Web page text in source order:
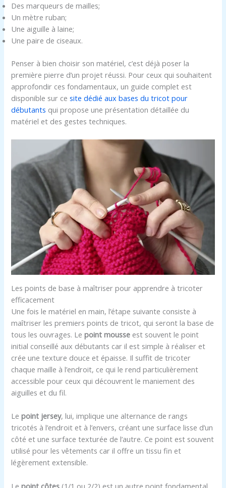
Des marqueurs de mailles;
Un mètre ruban;
Une aiguille à laine;
Une paire de ciseaux.
Penser à bien choisir son matériel, c’est déjà poser la
première pierre d’un projet réussi. Pour ceux qui souhaitent
approfondir ces fondamentaux, un guide complet est
disponible sur cesite dédié aux bases du tricot pour
débutants qui propose une présentation détaillée du
matériel et des gestes techniques.
Les points de base à maîtriser pour apprendre à tricoter
efficacement
Une fois le matériel en main, l’étape suivante consiste à
maîtriser les premiers points de tricot, qui seront la base de
tous les ouvrages. Lepoint mousse est souvent le point
initial conseillé aux débutants car il est simple à réaliser et
crée une texture douce et épaisse. Il suffit de tricoter
chaque maille à l’endroit, ce qui le rend particulièrement
accessible pour ceux qui découvrent le maniement des
aiguilles et du fil.
Lepoint jersey, lui, implique une alternance de rangs
tricotés à l’endroit et à l’envers, créant une surface lisse d’un
côté et une surface texturée de l’autre. Ce point est souvent
utilisé pour les vêtements car il offre un tissu fin et
légèrement extensible.
Lepoint côtes (1/1 ou 2/2) est un autre point fondamental,